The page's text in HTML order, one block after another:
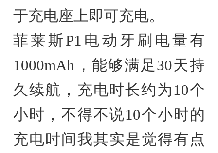
于充电座上即可充电。
菲莱斯P1电动牙刷电量有
1000mAh，能够满足30天持
久续航，充电时长约为10个
小时，不得不说10个小时的
充电时间我其实是觉得有点